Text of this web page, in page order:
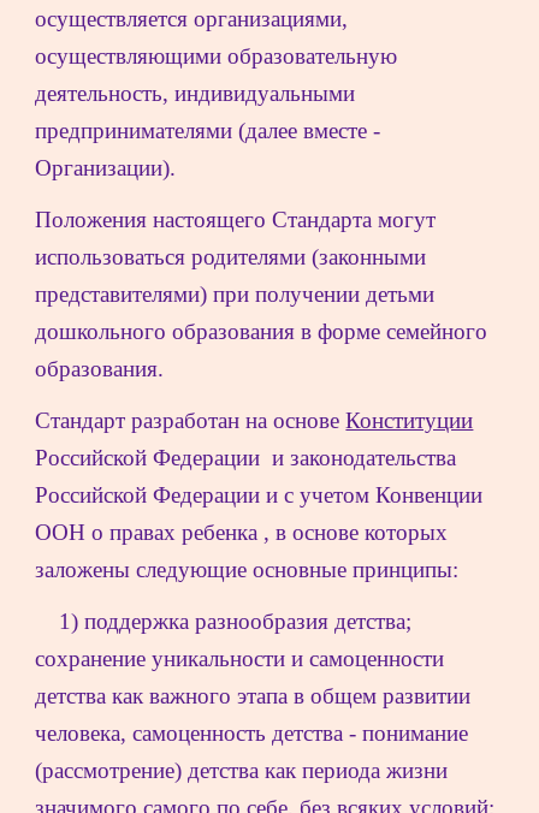
осуществляется организациями,
осуществляющими образовательную
деятельность, индивидуальными
предпринимателями (далее вместе -
Организации).
Положения настоящего Стандарта могут
использоваться родителями (законными
представителями) при получении детьми
дошкольного образования в форме семейного
образования.
Стандарт разработан на основе Конституции
Российской Федерации  и законодательства
Российской Федерации и с учетом Конвенции
ООН о правах ребенка , в основе которых
заложены следующие основные принципы:
1) поддержка разнообразия детства;
сохранение уникальности и самоценности
детства как важного этапа в общем развитии
человека, самоценность детства - понимание
(рассмотрение) детства как периода жизни
значимого самого по себе, без всяких условий;